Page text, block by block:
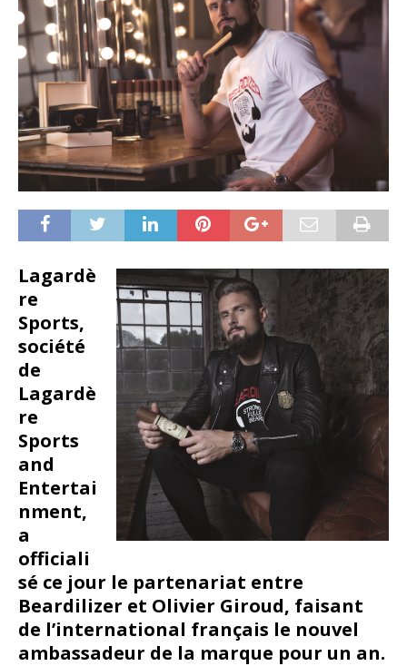
Lagardè
re
Sports,
société
de
Lagardè
re
Sports
and
Entertai
nment,
a
officiali
sé ce jour le partenariat entre
Beardilizer et Olivier Giroud, faisant
de l’international français le nouvel
ambassadeur de la marque pour un an.